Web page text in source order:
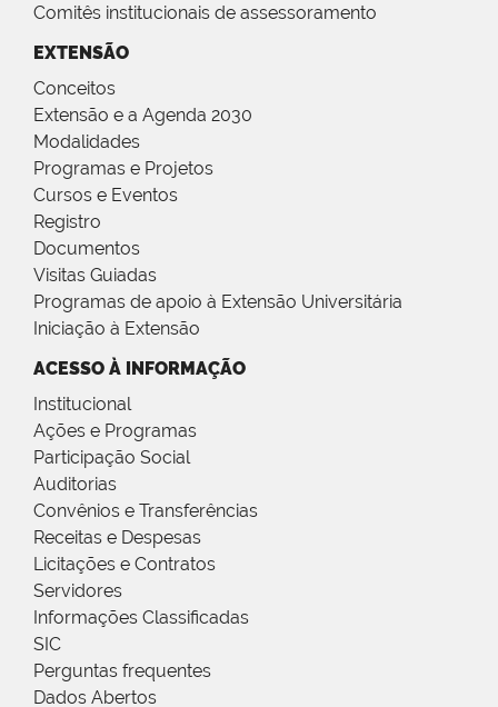
Comitês institucionais de assessoramento
EXTENSÃO
Conceitos
Extensão e a Agenda 2030
Modalidades
Programas e Projetos
Cursos e Eventos
Registro
Documentos
Visitas Guiadas
Programas de apoio à Extensão Universitária
Iniciação à Extensão
ACESSO À INFORMAÇÃO
Institucional
Ações e Programas
Participação Social
Auditorias
Convênios e Transferências
Receitas e Despesas
Licitações e Contratos
Servidores
Informações Classificadas
SIC
Perguntas frequentes
Dados Abertos